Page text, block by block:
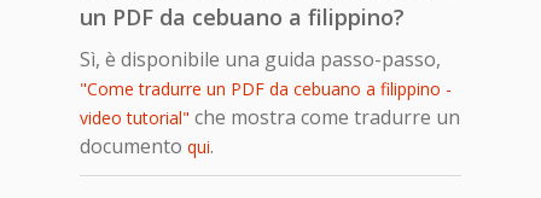
un PDF da cebuano a filippino?
Sì, è disponibile una guida passo-passo,
"Come tradurre un PDF da cebuano a filippino -
video tutorial" che mostra come tradurre un
documento qui.